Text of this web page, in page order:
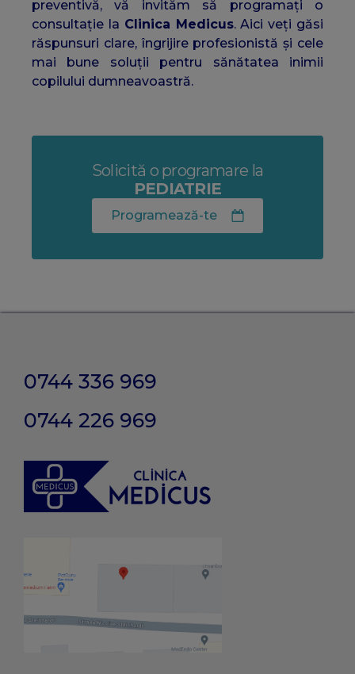
preventivă, vă invităm să programați o
consultație la Clinica Medicus. Aici veți găsi
răspunsuri clare, îngrijire profesionistă și cele
mai bune soluții pentru sănătatea inimii
copilului dumneavoastră.
Solicită o programare la
PEDIATRIE
Programează-te
0744 336 969
0744 226 969